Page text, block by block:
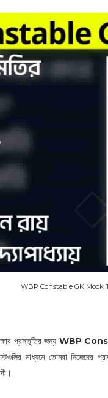
WBP Constable GK Mock
প্রস্তুতির জন্য WBP
মাধ্যমে তোমরা নিজেদের